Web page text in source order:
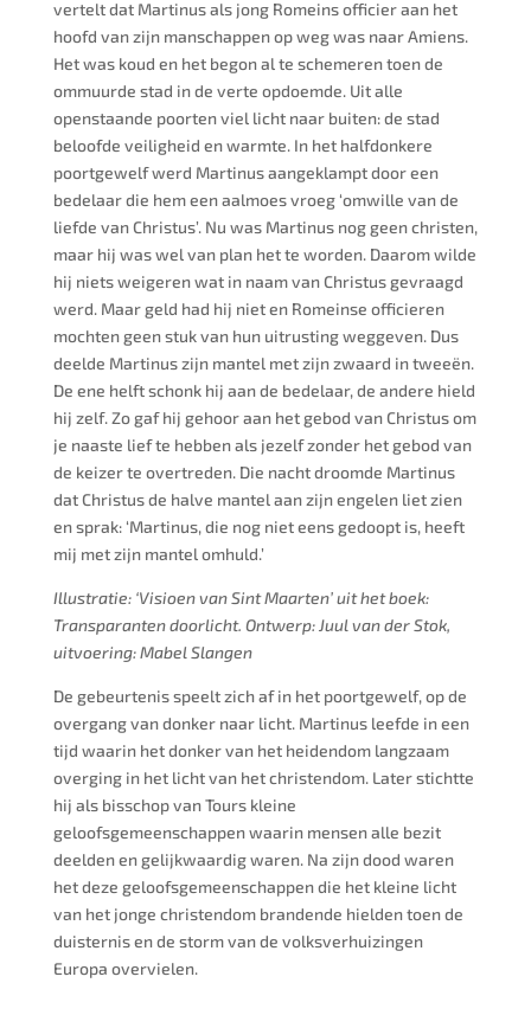
vertelt dat Martinus als jong Romeins officier aan het
hoofd van zijn manschappen op weg was naar Amiens.
Het was koud en het begon al te schemeren toen de
ommuurde stad in de verte opdoemde. Uit alle
openstaande poorten viel licht naar buiten: de stad
beloofde veiligheid en warmte. In het halfdonkere
poortgewelf werd Martinus aangeklampt door een
bedelaar die hem een aalmoes vroeg ‘omwille van de
liefde van Christus’. Nu was Martinus nog geen christen,
maar hij was wel van plan het te worden. Daarom wilde
hij niets weigeren wat in naam van Christus gevraagd
werd. Maar geld had hij niet en Romeinse officieren
mochten geen stuk van hun uitrusting weggeven. Dus
deelde Martinus zijn mantel met zijn zwaard in tweeën.
De ene helft schonk hij aan de bedelaar, de andere hield
hij zelf. Zo gaf hij gehoor aan het gebod van Christus om
je naaste lief te hebben als jezelf zonder het gebod van
de keizer te overtreden. Die nacht droomde Martinus
dat Christus de halve mantel aan zijn engelen liet zien
en sprak: ‘Martinus, die nog niet eens gedoopt is, heeft
mij met zijn mantel omhuld.’
Illustratie: ‘Visioen van Sint Maarten’ uit het boek:
Transparanten doorlicht. Ontwerp: Juul van der Stok,
uitvoering: Mabel Slangen
De gebeurtenis speelt zich af in het poortgewelf, op de
overgang van donker naar licht. Martinus leefde in een
tijd waarin het donker van het heidendom langzaam
overging in het licht van het christendom. Later stichtte
hij als bisschop van Tours kleine
geloofsgemeenschappen waarin mensen alle bezit
deelden en gelijkwaardig waren. Na zijn dood waren
het deze geloofsgemeenschappen die het kleine licht
van het jonge christendom brandende hielden toen de
duisternis en de storm van de volksverhuizingen
Europa overvielen.